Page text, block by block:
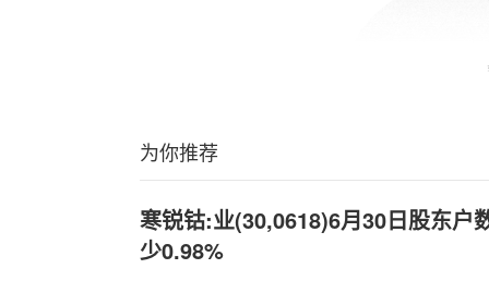
为你推荐
寒锐钴:业(30,0618)6月30日股东户
少0.98%